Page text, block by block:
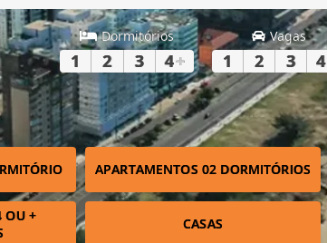
Dormitórios
1 2 3 4+
Vagas
1 2 3 4
APARTAMENTOS 02 DORMITÓRIOS
OU +
CASAS